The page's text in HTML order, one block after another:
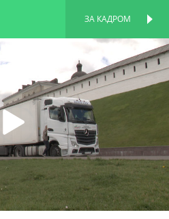
ЗА КАДРОМ
ПЕРСОНАЛЬНАЯ
СТРАНИЦА